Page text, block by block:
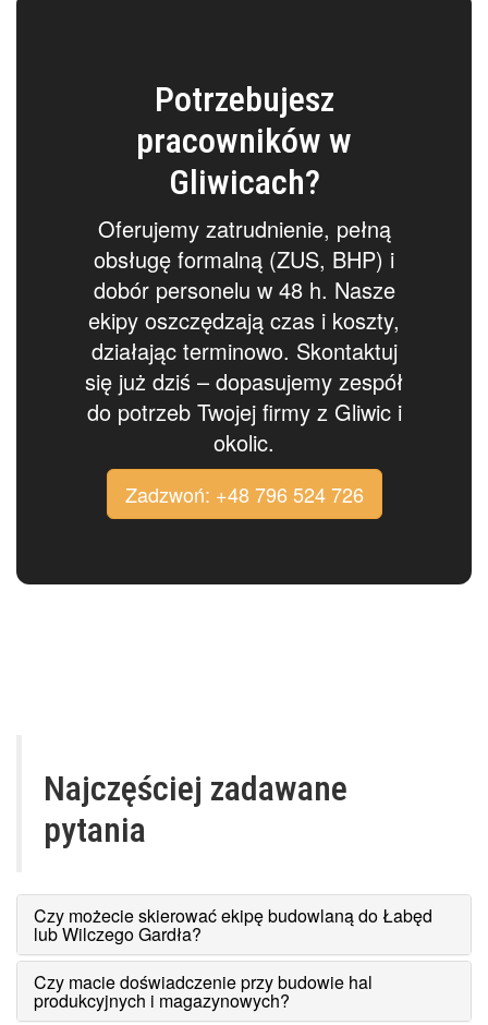
Potrzebujesz
pracowników w
Gliwicach?
Oferujemy zatrudnienie, pełną
obsługę formalną (ZUS, BHP) i
dobór personelu w 48 h. Nasze
ekipy oszczędzają czas i koszty,
działając terminowo. Skontaktuj
się już dziś – dopasujemy zespół
do potrzeb Twojej firmy z Gliwic i
okolic.
Zadzwoń: +48 796 524 726
Najczęściej zadawane
pytania
Czy możecie skierować ekipę budowlaną do Łabęd
lub Wilczego Gardła?
Czy macie doświadczenie przy budowie hal
produkcyjnych i magazynowych?